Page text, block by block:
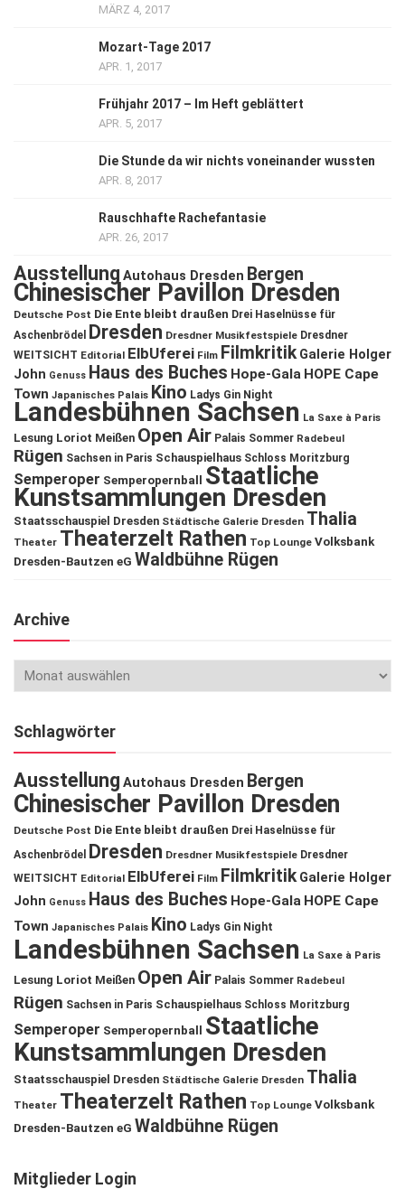
MÄRZ 4, 2017
Mozart-Tage 2017
APR. 1, 2017
Frühjahr 2017 – Im Heft geblättert
APR. 5, 2017
Die Stunde da wir nichts voneinander wussten
APR. 8, 2017
Rauschhafte Rachefantasie
APR. 26, 2017
Ausstellung Autohaus Dresden Bergen
Chinesischer Pavillon Dresden
Deutsche Post Die Ente bleibt draußen Drei Haselnüsse für
Aschenbrödel
Dresden Dresdner Musikfestspiele Dresdner
WEITSICHT Editorial ElbUferei Film Filmkritik Galerie Holger
John Genuss Haus des Buches Hope-Gala HOPE Cape
Town Japanisches Palais Kino Ladys Gin Night
Landesbühnen Sachsen La Saxe à Paris
Lesung Loriot Meißen Open Air Palais Sommer Radebeul
Rügen Sachsen in Paris Schauspielhaus Schloss Moritzburg
Semperoper Semperopernball Staatliche
Kunstsammlungen Dresden
Staatsschauspiel Dresden Städtische Galerie Dresden Thalia
Theater Theaterzelt Rathen Top Lounge Volksbank
Dresden-Bautzen eG Waldbühne Rügen
Archive
Schlagwörter
Ausstellung Autohaus Dresden Bergen
Chinesischer Pavillon Dresden
Deutsche Post Die Ente bleibt draußen Drei Haselnüsse für
Aschenbrödel
Dresden Dresdner Musikfestspiele Dresdner
WEITSICHT Editorial ElbUferei Film Filmkritik Galerie Holger
John Genuss Haus des Buches Hope-Gala HOPE Cape
Town Japanisches Palais Kino Ladys Gin Night
Landesbühnen Sachsen La Saxe à Paris
Lesung Loriot Meißen Open Air Palais Sommer Radebeul
Rügen Sachsen in Paris Schauspielhaus Schloss Moritzburg
Semperoper Semperopernball
Staatliche
Kunstsammlungen Dresden
Staatsschauspiel Dresden Städtische Galerie Dresden Thalia
Theater Theaterzelt Rathen Top Lounge Volksbank
Dresden-Bautzen eG Waldbühne Rügen
Mitglieder Login